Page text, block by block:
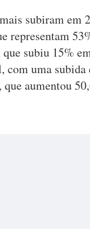
subiram em
representam
subiu 15%
uma
aumentou